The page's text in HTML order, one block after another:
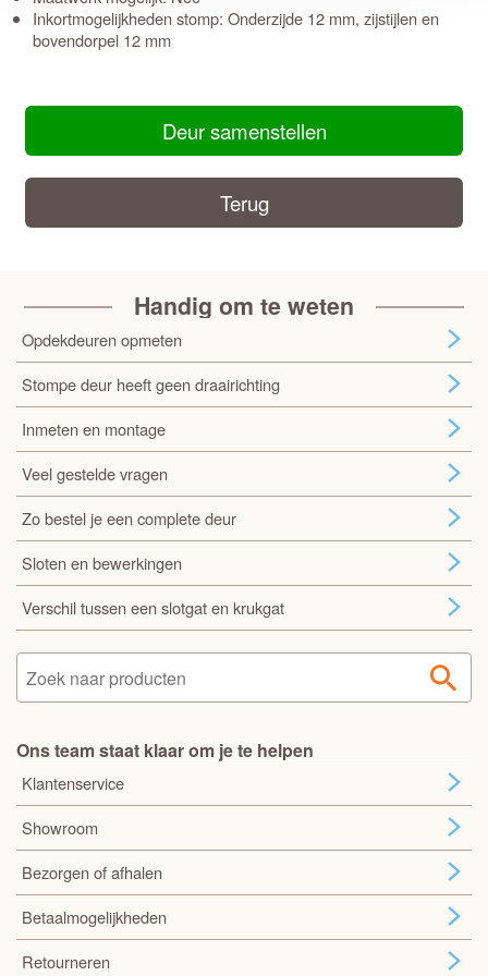
Inkortmogelijkheden stomp: Onderzijde 12 mm, zijstijlen en
bovendorpel 12 mm
Deur samenstellen
Terug
Handig om te weten
Opdekdeuren opmeten
Stompe deur heeft geen draairichting
Inmeten en montage
Veel gestelde vragen
Zo bestel je een complete deur
Sloten en bewerkingen
Verschil tussen een slotgat en krukgat
Ons team staat klaar om je te helpen
Klantenservice
Showroom
Bezorgen of afhalen
Betaalmogelijkheden
Retourneren